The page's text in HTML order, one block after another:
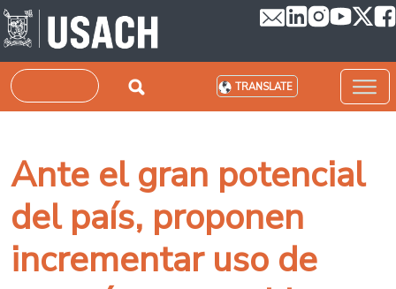
Skip to main content
Search TRANSLATE
Ante el gran potencial
del país, proponen
incrementar uso de